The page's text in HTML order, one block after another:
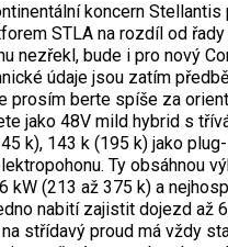
koncern Stel­lantis
STLA na rozdíl od řady
nezřekl, bude i pro nový
údaje jsou zatím
prosím berte spíše za
jako 48V mild hybrid s
k), 143 k (195 k) jako
Ty obsáhnou
kW (213 až 375 k) a
nabití zajistit dojezd až
střídavý proud má vždy